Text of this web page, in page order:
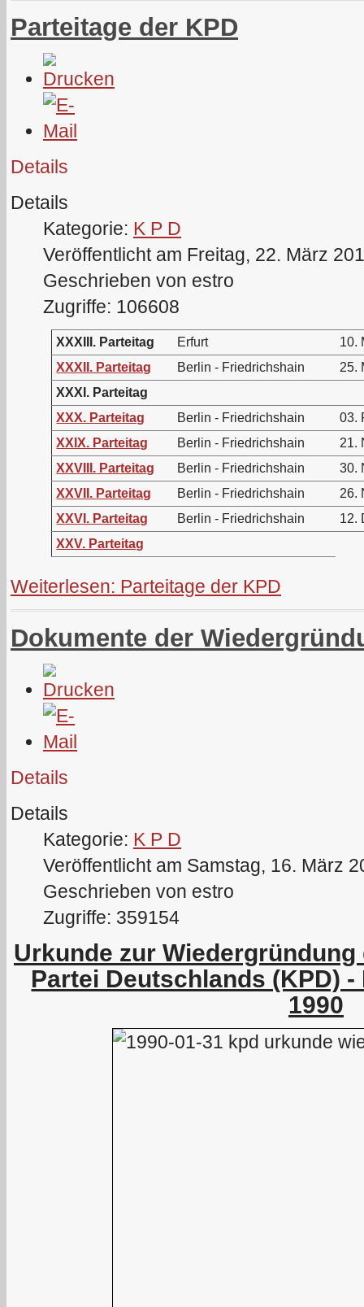
Parteitage der KPD
Details
Details
Kategorie: K P D
Veröffentlicht am Freitag, 22. März
Geschrieben von estro
Zugriffe: 106608
XXXIII. Parteitag Erfurt
10.
XXXII. Parteitag
Berlin - Friedrichshain
25.
XXXI. Parteitag
XXX. Parteitag
Berlin - Friedrichshain
03.
XXIX. Parteitag
Berlin - Friedrichshain
21.
XXVIII. Parteitag
Berlin - Friedrichshain
30.
XXVII. Parteitag
Berlin - Friedrichshain
26.
XXVI. Parteitag
Berlin - Friedrichshain
12.
XXV. Parteitag
Weiterlesen: Parteitage der KPD
Dokumente der
Details
Details
Kategorie: K P D
Veröffentlicht am Samstag, 16. März
Geschrieben von estro
Zugriffe: 359154
Urkunde zur
Partei Deutschlands (KPD)
1990